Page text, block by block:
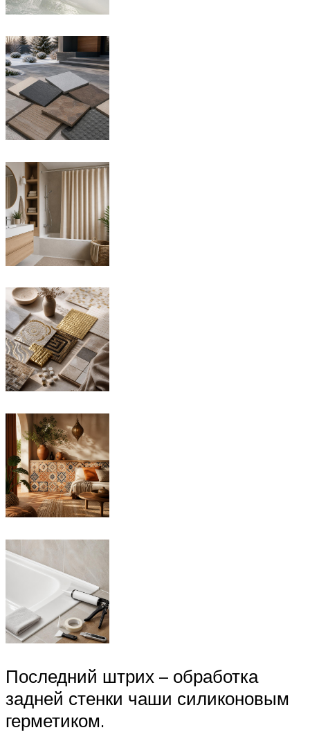
Последний штрих – обработка
задней стенки чаши силиконовым
герметиком.